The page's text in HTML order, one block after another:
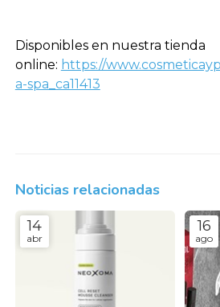
Disponibles en nuestra tienda
online: https://
a-spa_ca11413
Noticias relacionadas
14
abr
16
ago